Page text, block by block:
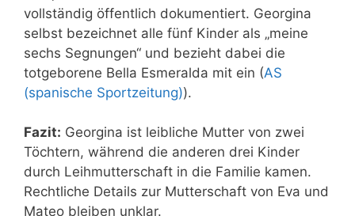
vollständig öffentlich dokumentiert. Georgina
selbst bezeichnet alle fünf Kinder als „meine
sechs Segnungen“ und bezieht dabei die
totgeborene Bella Esmeralda mit ein (AS
(spanische Sportzeitung)).
Fazit: Georgina ist leibliche Mutter von zwei
Töchtern, während die anderen drei Kinder
durch Leihmutterschaft in die Familie kamen.
Rechtliche Details zur Mutterschaft von Eva und
Mateo bleiben unklar.